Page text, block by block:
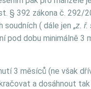
§ 392 zákona č. 292/
( dále jen „z. ř.
pod dobu minimálně 3
3 měsíců (ne však
a dosáhnout